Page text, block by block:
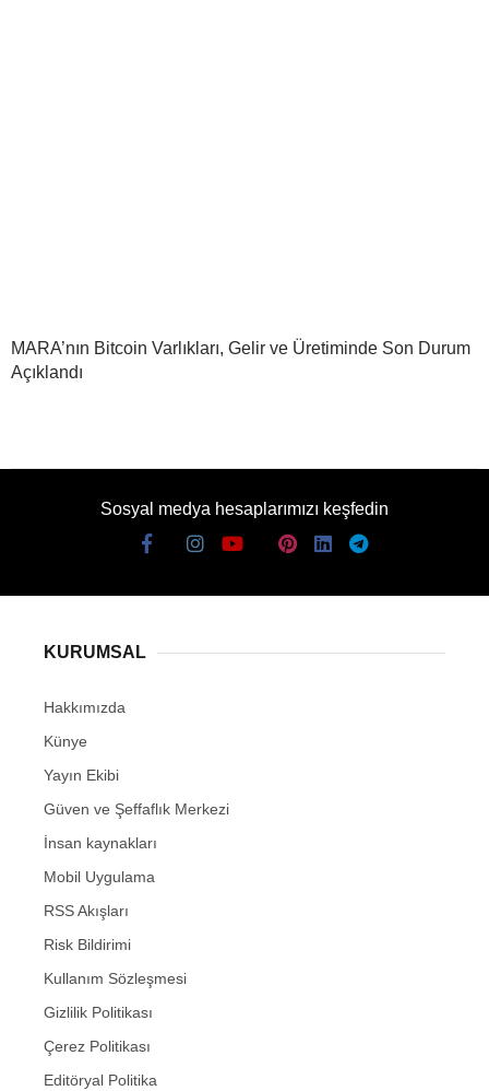
MARA’nın Bitcoin Varlıkları, Gelir ve Üretiminde Son Durum
Açıklandı
Sosyal medya hesaplarımızı keşfedin
KURUMSAL
Hakkımızda
Künye
Yayın Ekibi
Güven ve Şeffaflık Merkezi
İnsan kaynakları
Mobil Uygulama
RSS Akışları
Risk Bildirimi
Kullanım Sözleşmesi
Gizlilik Politikası
Çerez Politikası
Editöryal Politika